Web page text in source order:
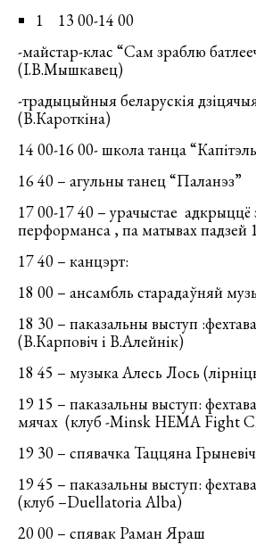
1 13 00-14 00
-майстар-клас “Сам зраблю
(І.В.Мышкавец)
-традыцыйныя беларускія
(В.Кароткіна)
14 00-16 00- школа танца
16 40 – агульны танец “Паланэз”
17 00-17 40 – урачыстае
перформанса , па матывах падзей
17 40 – канцэрт:
18 00 – ансамбль старадаўняй
18 30 – паказальны выступ
(В.Карповіч і В.Алейнік)
18 45 – музыка Алесь Лось
19 15 – паказальны выступ:
мячах (клуб -Minsk HEMA Fight
19 30 – спявачка Таццяна
19 45 – паказальны выступ:
(клуб –Duellatoria Alba)
20 00 – спявак Раман Яраш